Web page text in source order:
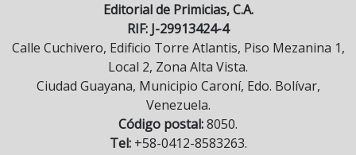
Editorial de Primicias, C.A.
RIF: J-29913424-4
Calle Cuchivero, Edificio Torre Atlantis, Piso Mezanina 1,
Local 2, Zona Alta Vista.
Ciudad Guayana, Municipio Caroní, Edo. Bolívar,
Venezuela.
Código postal:8050.
Tel:+58-0412-8583263.